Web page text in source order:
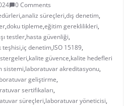
0 Comments
,analiz süreçleri,dış denetim,
,doku tipleme,eğitim gereklilikleri,
testler,hasta güvenliği,
teşhisi,iç denetim,ISO 15189,
,kalite güvence,kalite hedefleri
sistemi,laboratuvar akreditasyonu,
geliştirme,
sertifikaları,
süreçleri,laboratuvar yöneticisi,